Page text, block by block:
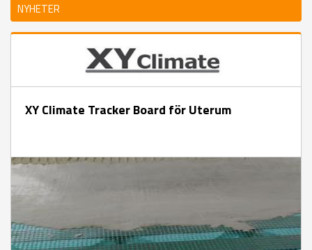
NYHETER
XY Climate Tracker Board för Uterum